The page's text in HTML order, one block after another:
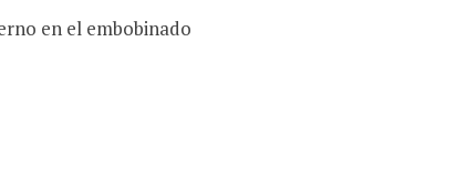
en el embobinado